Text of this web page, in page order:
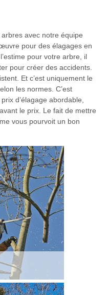
avec notre équipe
pour des élagages en
pour votre arbre, il
pour créer des accidents.
Et c’est uniquement le
les normes. C’est
d’élagage abordable,
le prix. Le fait de mettre
vous pourvoit un bon